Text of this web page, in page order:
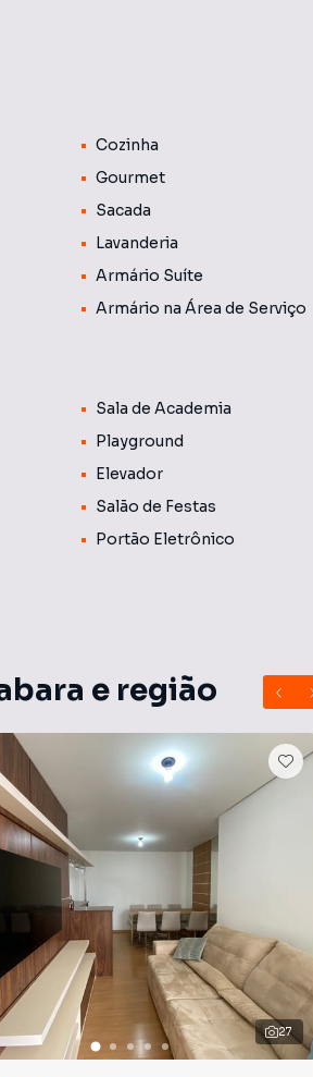
3 dormitórios, sendo 1 suíte
uma região estratégica da cidade, com
e conveniência em um só
Cozinha
Gourmet
Sacada
Lavanderia
Armário Suíte
Armário na Área de Serviço
Sala de Academia
Playground
Elevador
Salão de Festas
Portão Eletrônico
e região
27